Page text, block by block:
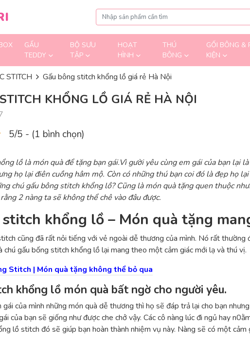
GẤU
TEDDY
BỘ SƯU
TẬP
HOẠT
HÌNH
THÚ
BÔNG
GỐI BÔNG &
KIỆN
STITCH Gấu bông stitch khổng lồ giá rẻ Hà Nội
KHỔNG LỒ GIÁ RẺ HÀ NỘI
5/5 - (1 bình chọn)
lồ là món quà để tặng bạn gái.Vì gười yêu cùng em gái của bạn lại
họ lại điên cuồng hâm mộ. Còn có những thú bạn coi đó là đẹp họ
chú gấu bông stitch khổng lồ? Cũng là món quà tặng quen thuộc
2 nàng ta sẽ không thể chê vào đâu được.
khổng lồ – Món quà tặng
cũng đã rất nỏi tiếng với vẻ ngoài dễ thương của mình. Nó rất thường
chú gấu bống stitch khổng lồ lại mang theo một cảm giác mới lạ và thú vị.
Stitch | Món quà tặng không thể bỏ qua
khổng lồ món quà bất ngờ cho người yêu.
gái của mình những món quà dễ thương thì họ sẽ đáp trả lại cho bạn
của bạn sẽ giống như được che chở vậy. Các cô nàng lúc đi ngủ hay
lồ stitch đó sẽ giúp bạn hoàn thành nhiệm vụ này. Nàng sẽ có một